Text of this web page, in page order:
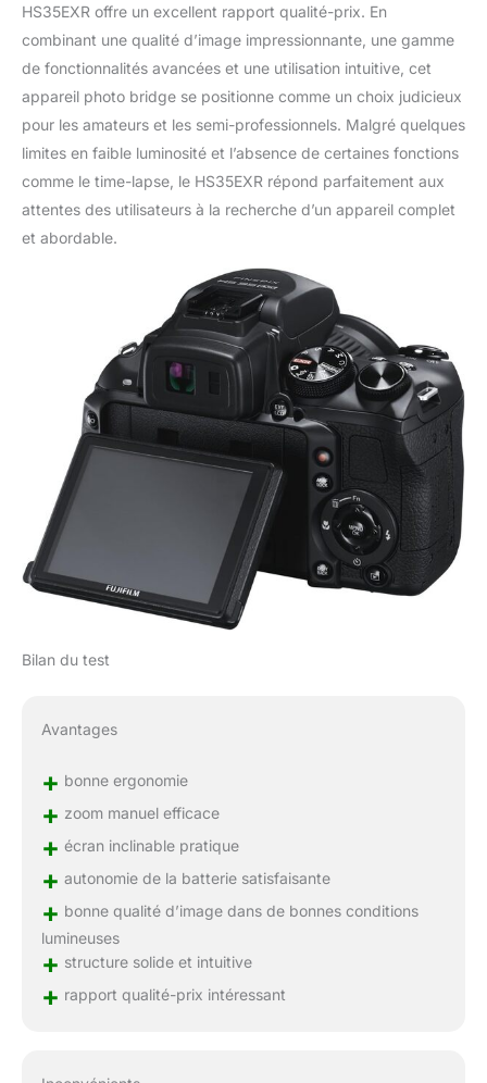
HS35EXR offre un excellent rapport qualité-prix. En
combinant une qualité d’image impressionnante, une gamme
de fonctionnalités avancées et une utilisation intuitive, cet
appareil photo bridge se positionne comme un choix judicieux
pour les amateurs et les semi-professionnels. Malgré quelques
limites en faible luminosité et l’absence de certaines fonctions
comme le time-lapse, le HS35EXR répond parfaitement aux
attentes des utilisateurs à la recherche d’un appareil complet
et abordable.
Bilan du test
Avantages
+ bonne ergonomie
+ zoom manuel efficace
+ écran inclinable pratique
+ autonomie de la batterie satisfaisante
+ bonne qualité d’image dans de bonnes conditions
lumineuses
+ structure solide et intuitive
+ rapport qualité-prix intéressant